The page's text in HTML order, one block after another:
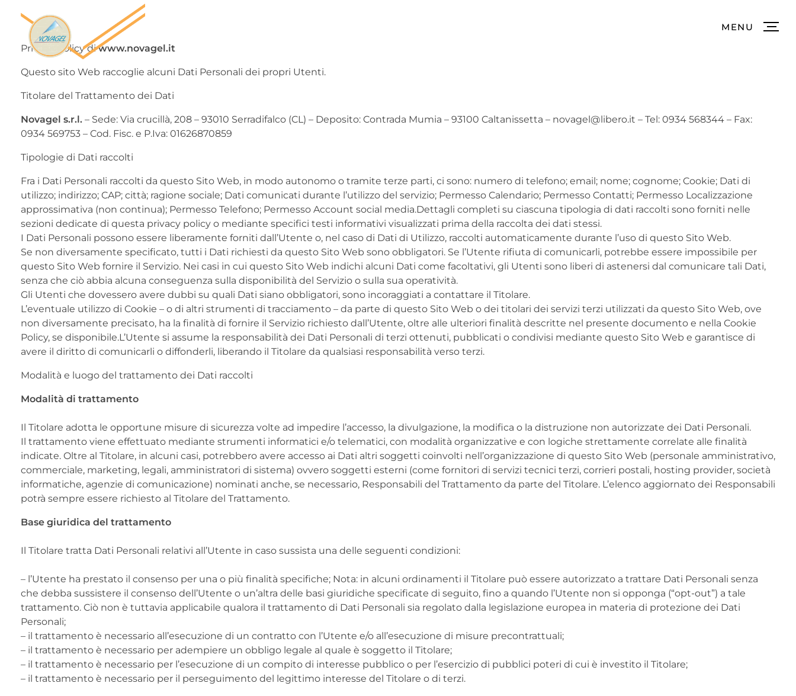
MENU
Privacy Policy diwww.novagel.it
Questo sito Web raccoglie alcuni Dati Personali dei propri Utenti.
Titolare del Trattamento dei Dati
Novagel s.r.l. – Sede: Via crucillà, 208 – 93010 Serradifalco (CL) – Deposito: Contrada Mumia – 93100 Caltanissetta – novagel@libero.it – Tel: 0934 568344 – Fax:
0934 569753 – Cod. Fisc. e P.Iva: 01626870859
Tipologie di Dati raccolti
Fra i Dati Personali raccolti da questo Sito Web, in modo autonomo o tramite terze parti, ci sono: numero di telefono; email; nome; cognome; Cookie; Dati di
utilizzo; indirizzo; CAP; città; ragione sociale; Dati comunicati durante l’utilizzo del servizio; Permesso Calendario; Permesso Contatti; Permesso Localizzazione
approssimativa (non continua); Permesso Telefono; Permesso Account social media.Dettagli completi su ciascuna tipologia di dati raccolti sono forniti nelle
sezioni dedicate di questa privacy policy o mediante specifici testi informativi visualizzati prima della raccolta dei dati stessi.
I Dati Personali possono essere liberamente forniti dall’Utente o, nel caso di Dati di Utilizzo, raccolti automaticamente durante l’uso di questo Sito Web.
Se non diversamente specificato, tutti i Dati richiesti da questo Sito Web sono obbligatori. Se l’Utente rifiuta di comunicarli, potrebbe essere impossibile per
questo Sito Web fornire il Servizio. Nei casi in cui questo Sito Web indichi alcuni Dati come facoltativi, gli Utenti sono liberi di astenersi dal comunicare tali Dati,
senza che ciò abbia alcuna conseguenza sulla disponibilità del Servizio o sulla sua operatività.
Gli Utenti che dovessero avere dubbi su quali Dati siano obbligatori, sono incoraggiati a contattare il Titolare.
L’eventuale utilizzo di Cookie – o di altri strumenti di tracciamento – da parte di questo Sito Web o dei titolari dei servizi terzi utilizzati da questo Sito Web, ove
non diversamente precisato, ha la finalità di fornire il Servizio richiesto dall’Utente, oltre alle ulteriori finalità descritte nel presente documento e nella Cookie
Policy, se disponibile.L’Utente si assume la responsabilità dei Dati Personali di terzi ottenuti, pubblicati o condivisi mediante questo Sito Web e garantisce di
avere il diritto di comunicarli o diffonderli, liberando il Titolare da qualsiasi responsabilità verso terzi.
Modalità e luogo del trattamento dei Dati raccolti
Modalità di trattamento
Il Titolare adotta le opportune misure di sicurezza volte ad impedire l’accesso, la divulgazione, la modifica o la distruzione non autorizzate dei Dati Personali.
Il trattamento viene effettuato mediante strumenti informatici e/o telematici, con modalità organizzative e con logiche strettamente correlate alle finalità
indicate. Oltre al Titolare, in alcuni casi, potrebbero avere accesso ai Dati altri soggetti coinvolti nell’organizzazione di questo Sito Web (personale amministrativo,
commerciale, marketing, legali, amministratori di sistema) ovvero soggetti esterni (come fornitori di servizi tecnici terzi, corrieri postali, hosting provider, società
informatiche, agenzie di comunicazione) nominati anche, se necessario, Responsabili del Trattamento da parte del Titolare. L’elenco aggiornato dei Responsabili
potrà sempre essere richiesto al Titolare del Trattamento.
Base giuridica del trattamento
Il Titolare tratta Dati Personali relativi all’Utente in caso sussista una delle seguenti condizioni:
– l’Utente ha prestato il consenso per una o più finalità specifiche; Nota: in alcuni ordinamenti il Titolare può essere autorizzato a trattare Dati Personali senza
che debba sussistere il consenso dell’Utente o un’altra delle basi giuridiche specificate di seguito, fino a quando l’Utente non si opponga (“opt-out”) a tale
trattamento. Ciò non è tuttavia applicabile qualora il trattamento di Dati Personali sia regolato dalla legislazione europea in materia di protezione dei Dati
Personali;
– il trattamento è necessario all’esecuzione di un contratto con l’Utente e/o all’esecuzione di misure precontrattuali;
– il trattamento è necessario per adempiere un obbligo legale al quale è soggetto il Titolare;
– il trattamento è necessario per l’esecuzione di un compito di interesse pubblico o per l’esercizio di pubblici poteri di cui è investito il Titolare;
– il trattamento è necessario per il perseguimento del legittimo interesse del Titolare o di terzi.